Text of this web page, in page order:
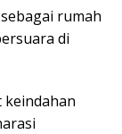
rumah
di
keindahan